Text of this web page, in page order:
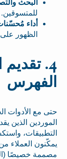
البحث
للمتسوقين.
أداء
الظهور على Google ومحركات البحث الأخرى.
4.
الفهرس
حتى مع الأدوات
الموردين الذين
التطبيقات،
يمكّنون العملاء
مصممة خصيصًا